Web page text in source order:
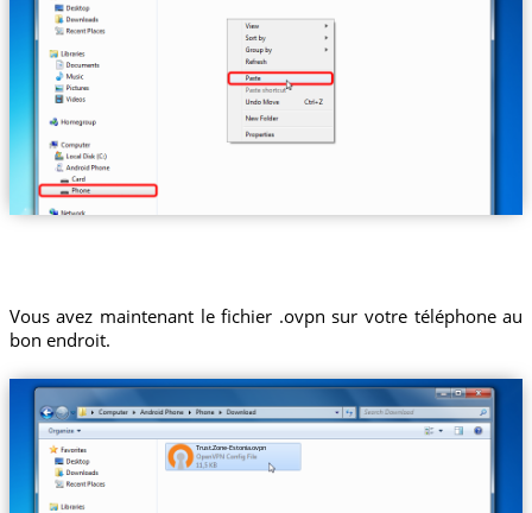
Vous avez maintenant le fichier .ovpn sur votre téléphone au
bon endroit.
Trust.Zone-Estonia.ovpn